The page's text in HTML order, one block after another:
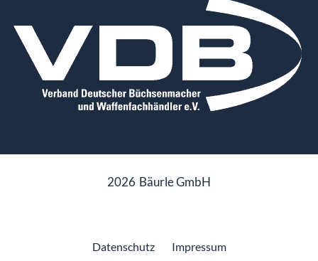
2026 Bäurle GmbH
Datenschutz Impressum